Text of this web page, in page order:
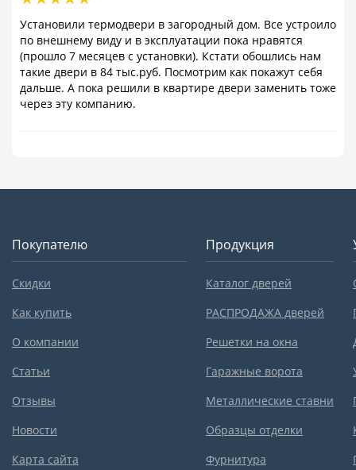
Установили термодвери в загородный дом. Все устроило
по внешнему виду и в эксплуатации пока нравятся
(прошло 7 месяцев с установки). Кстати обошлись нам
такие двери в 84 тыс.руб. Посмотрим как покажут себя
дальше. А пока решили в квартире двери заменить тоже
через эту компанию.
Покупателю
Скидки
Как купить
О компании
Статьи
Отзывы
Новости
Карта сайта
Продукция
Каталог дверей
РАСПРОДАЖА дверей
Решетки на окна
Гаражные ворота
Металлические ставни
Образцы отделки
Фурнитура